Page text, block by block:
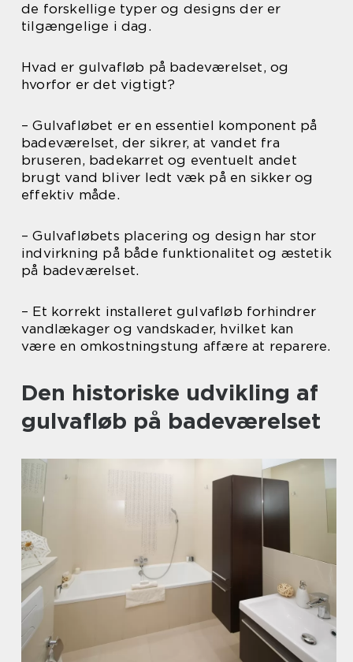
de forskellige typer og designs der er
tilgængelige i dag.
Hvad er gulvafløb på badeværelset, og
hvorfor er det vigtigt?
– Gulvafløbet er en essentiel komponent på
badeværelset, der sikrer, at vandet fra
bruseren, badekarret og eventuelt andet
brugt vand bliver ledt væk på en sikker og
effektiv måde.
– Gulvafløbets placering og design har stor
indvirkning på både funktionalitet og æstetik
på badeværelset.
– Et korrekt installeret gulvafløb forhindrer
vandlækager og vandskader, hvilket kan
være en omkostningstung affære at reparere.
Den historiske udvikling af
gulvafløb på badeværelset